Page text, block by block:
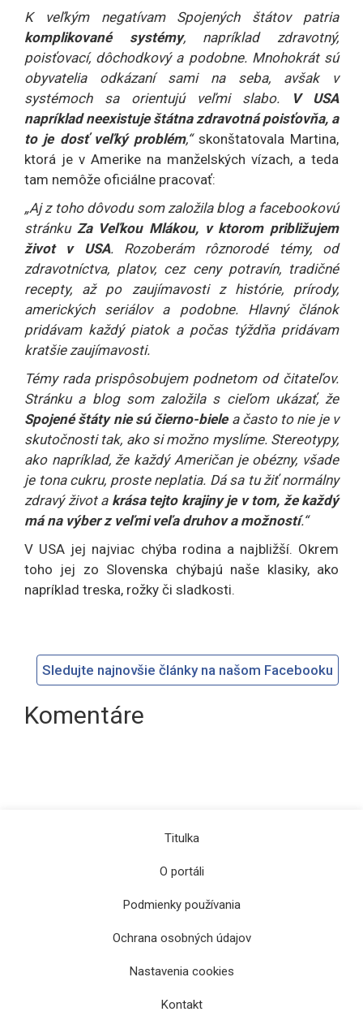
K veľkým negatívam Spojených štátov patria
komplikované systémy, napríklad zdravotný,
poisťovací, dôchodkový a podobne. Mnohokrát sú
obyvatelia odkázaní sami na seba, avšak v
systémoch sa orientujú veľmi slabo.
V USA
napríklad neexistuje štátna zdravotná poisťovňa, a
to je dosť veľký problém,“skonštatovala Martina,
ktorá je v Amerike na manželských vízach, a teda
tam nemôže oficiálne pracovať:
„Aj z toho dôvodu som založila blog a facebookovú
stránku Za Veľkou Mlákou, v ktorom približujem
život v USA. Rozoberám rôznorodé témy, od
zdravotníctva, platov, cez ceny potravín, tradičné
recepty, až po zaujímavosti z histórie, prírody,
amerických seriálov a podobne. Hlavný článok
pridávam každý piatok a počas týždňa pridávam
kratšie zaujímavosti.
Témy rada prispôsobujem podnetom od čitateľov.
Stránku a blog som založila s cieľom ukázať, že
Spojené štáty nie sú čierno-bielea často to nie je v
skutočnosti tak, ako si možno myslíme. Stereotypy,
ako napríklad, že každý Američan je obézny, všade
je tona cukru, proste neplatia. Dá sa tu žiť normálny
zdravý život a krása tejto krajiny je v tom, že každý
má na výber z veľmi veľa druhov a možností.“
V USA jej najviac chýba rodina a najbližší. Okrem
toho jej zo Slovenska chýbajú naše klasiky, ako
napríklad treska, rožky či sladkosti.
Sledujte najnovšie články na našom Facebooku
Komentáre
Titulka
O portáli
Podmienky používania
Ochrana osobných údajov
Nastavenia cookies
Kontakt